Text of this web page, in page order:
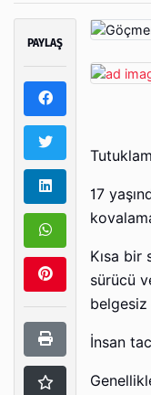
PAYLAŞ
17
Kısa bir
sürücü
belgesiz
İnsan